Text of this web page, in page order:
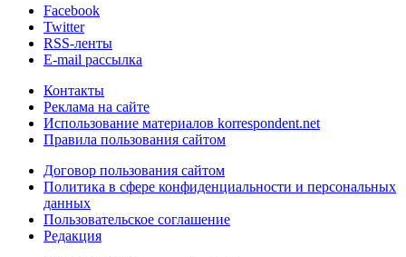
Facebook
Twitter
RSS-ленты
E-mail рассылка
Контакты
Реклама на сайте
Использование материалов korrespondent.net
Правила пользования сайтом
Договор пользования сайтом
Политика в сфере конфиденциальности и персональных
данных
Пользовательское соглашение
Редакция